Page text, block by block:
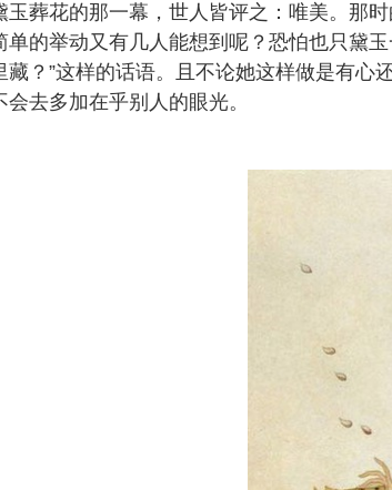
玉葬花的那一幕，世人皆评之：唯美。那
单的举动又有几人能想到呢？恐怕也只黛
藏？”这样的话语。且不论她这样做是有
去多加在乎别人的眼光。